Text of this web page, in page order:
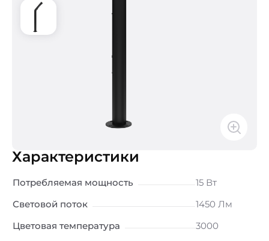
Характеристики
Потребляемая мощность
15 Вт
Световой поток
1450 Лм
Цветовая температура
3000